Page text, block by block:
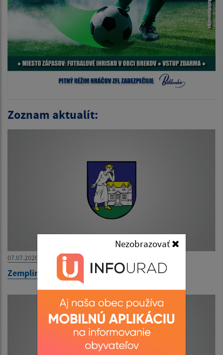
Nezobrazovať
Zoznam aktualít:
07.07.2026
Zemplínska futbalová liga